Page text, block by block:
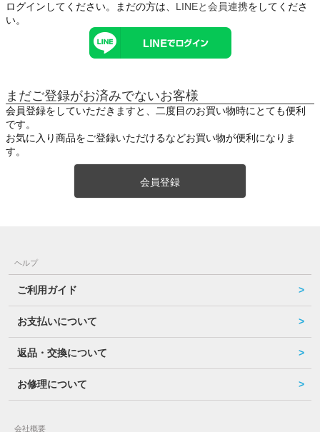
ログインしてください。まだの方は、 LINEと会員連携をしてくださ
い。
まだご登録がお済みでないお客様
会員登録をしていただきますと、二度目のお買い物時にとても便利
です。
お気に入り商品をご登録いただけるなどお買い物が便利になりま
す。
会員登録
ヘルプ
ご利用ガイド
お支払いについて
返品・交換について
お修理について
会社概要